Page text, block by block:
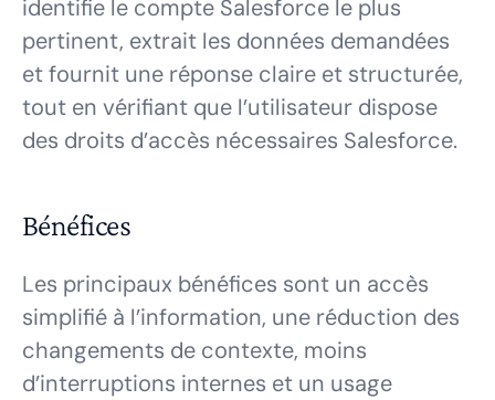
identifie le compte Salesforce le plus
pertinent, extrait les données demandées
et fournit une réponse claire et structurée,
tout en vérifiant que l’utilisateur dispose
des droits d’accès nécessaires Salesforce.
Bénéfices
Les principaux bénéfices sont un accès
simplifié à l’information, une réduction des
changements de contexte, moins
d’interruptions internes et un usage